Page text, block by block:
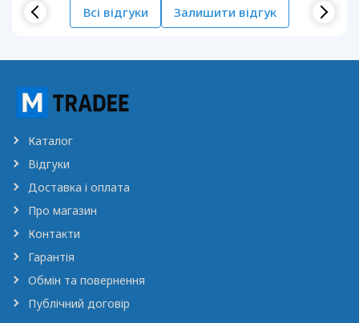
Всі відгуки Залишити відгук
Каталог
Відгуки
Доставка і оплата
Про магазин
Контакти
Гарантія
Обмін та повернення
Публічний договір